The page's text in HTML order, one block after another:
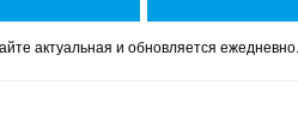
актуальная и обновляется ежедневно.